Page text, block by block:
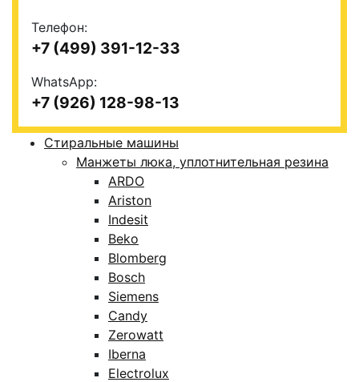
Телефон:
+7 (499) 391-12-33
WhatsApp:
+7 (926) 128-98-13
Стиральные машины
Манжеты люка, уплотнительная резина
ARDO
Ariston
Indesit
Beko
Blomberg
Bosch
Siemens
Candy
Zerowatt
Iberna
Electrolux